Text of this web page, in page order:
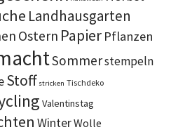
Landhausgarten
Ostern Papier Pflanzen
Sommerstempeln
Stoff stricken Tischdeko
Valentinstag
WinterWolle